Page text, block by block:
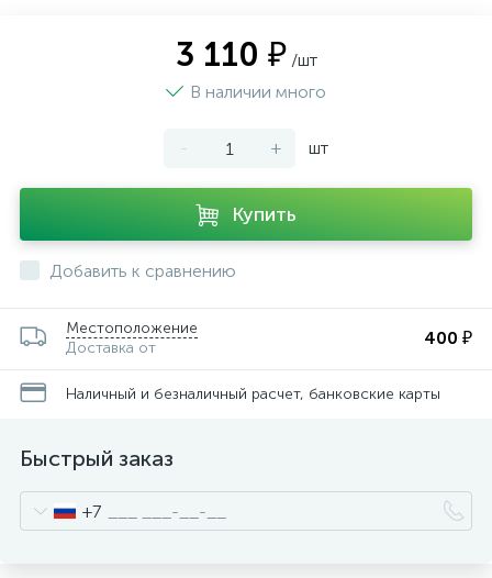
3 110 ₽ /шт
В наличии много
- + шт
Купить
Добавить к сравнению
Местоположение
Доставка от
400 ₽
Наличный и безналичный расчет, банковские карты
Быстрый заказ
+7